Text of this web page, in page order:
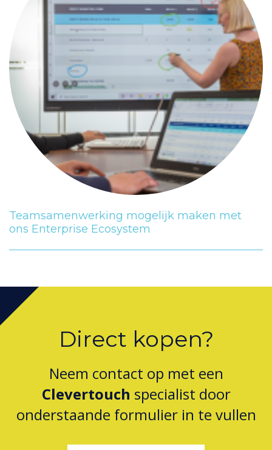
Teamsamenwerking mogelijk maken met
ons Enterprise Ecosystem
Direct kopen?
Neem contact op met een
Clevertouch specialist door
onderstaande formulier in te vullen